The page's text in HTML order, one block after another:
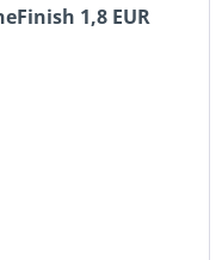
1,8 EUR